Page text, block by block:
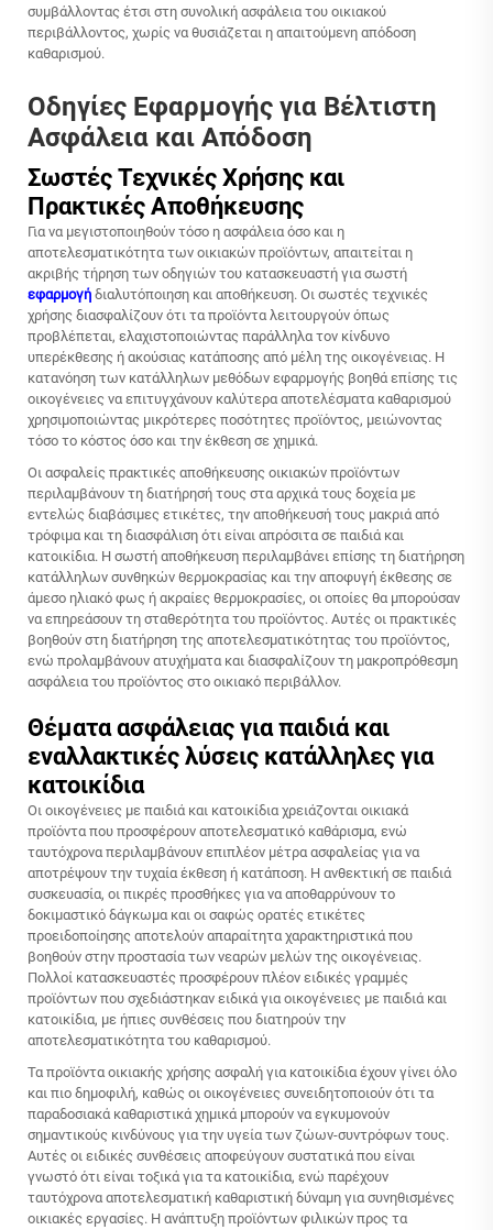
συμβάλλοντας έτσι στη συνολική ασφάλεια του οικιακού
περιβάλλοντος, χωρίς να θυσιάζεται η απαιτούμενη απόδοση
καθαρισμού.
Οδηγίες Εφαρμογής για Βέλτιστη
Ασφάλεια και Απόδοση
Σωστές Τεχνικές Χρήσης και
Πρακτικές Αποθήκευσης
Για να μεγιστοποιηθούν τόσο η ασφάλεια όσο και η
αποτελεσματικότητα των οικιακών προϊόντων, απαιτείται η
ακριβής τήρηση των οδηγιών του κατασκευαστή για σωστή
εφαρμογή διαλυτόποιηση και αποθήκευση. Οι σωστές τεχνικές
χρήσης διασφαλίζουν ότι τα προϊόντα λειτουργούν όπως
προβλέπεται, ελαχιστοποιώντας παράλληλα τον κίνδυνο
υπερέκθεσης ή ακούσιας κατάποσης από μέλη της οικογένειας. Η
κατανόηση των κατάλληλων μεθόδων εφαρμογής βοηθά επίσης τις
οικογένειες να επιτυγχάνουν καλύτερα αποτελέσματα καθαρισμού
χρησιμοποιώντας μικρότερες ποσότητες προϊόντος, μειώνοντας
τόσο το κόστος όσο και την έκθεση σε χημικά.
Οι ασφαλείς πρακτικές αποθήκευσης οικιακών προϊόντων
περιλαμβάνουν τη διατήρησή τους στα αρχικά τους δοχεία με
εντελώς διαβάσιμες ετικέτες, την αποθήκευσή τους μακριά από
τρόφιμα και τη διασφάλιση ότι είναι απρόσιτα σε παιδιά και
κατοικίδια. Η σωστή αποθήκευση περιλαμβάνει επίσης τη διατήρηση
κατάλληλων συνθηκών θερμοκρασίας και την αποφυγή έκθεσης σε
άμεσο ηλιακό φως ή ακραίες θερμοκρασίες, οι οποίες θα μπορούσαν
να επηρεάσουν τη σταθερότητα του προϊόντος. Αυτές οι πρακτικές
βοηθούν στη διατήρηση της αποτελεσματικότητας του προϊόντος,
ενώ προλαμβάνουν ατυχήματα και διασφαλίζουν τη μακροπρόθεσμη
ασφάλεια του προϊόντος στο οικιακό περιβάλλον.
Θέματα ασφάλειας για παιδιά και
εναλλακτικές λύσεις κατάλληλες για
κατοικίδια
Οι οικογένειες με παιδιά και κατοικίδια χρειάζονται οικιακά
προϊόντα που προσφέρουν αποτελεσματικό καθάρισμα, ενώ
ταυτόχρονα περιλαμβάνουν επιπλέον μέτρα ασφαλείας για να
αποτρέψουν την τυχαία έκθεση ή κατάποση. Η ανθεκτική σε παιδιά
συσκευασία, οι πικρές προσθήκες για να αποθαρρύνουν το
δοκιμαστικό δάγκωμα και οι σαφώς ορατές ετικέτες
προειδοποίησης αποτελούν απαραίτητα χαρακτηριστικά που
βοηθούν στην προστασία των νεαρών μελών της οικογένειας.
Πολλοί κατασκευαστές προσφέρουν πλέον ειδικές γραμμές
προϊόντων που σχεδιάστηκαν ειδικά για οικογένειες με παιδιά και
κατοικίδια, με ήπιες συνθέσεις που διατηρούν την
αποτελεσματικότητα του καθαρισμού.
Τα προϊόντα οικιακής χρήσης ασφαλή για κατοικίδια έχουν γίνει όλο
και πιο δημοφιλή, καθώς οι οικογένειες συνειδητοποιούν ότι τα
παραδοσιακά καθαριστικά χημικά μπορούν να εγκυμονούν
σημαντικούς κινδύνους για την υγεία των ζώων-συντρόφων τους.
Αυτές οι ειδικές συνθέσεις αποφεύγουν συστατικά που είναι
γνωστό ότι είναι τοξικά για τα κατοικίδια, ενώ παρέχουν
ταυτόχρονα αποτελεσματική καθαριστική δύναμη για συνηθισμένες
οικιακές εργασίες. Η ανάπτυξη προϊόντων φιλικών προς τα